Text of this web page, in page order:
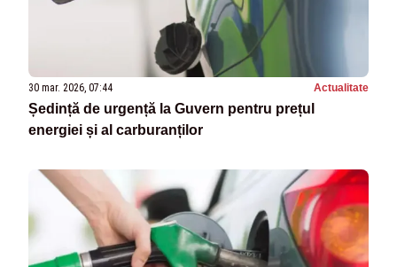
30 mar. 2026, 07:44 Actualitate
Ședință de urgență la Guvern pentru prețul
energiei și al carburanților